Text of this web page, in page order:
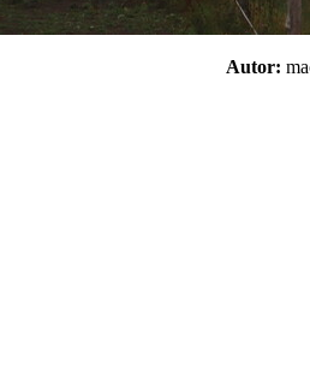
Autor: